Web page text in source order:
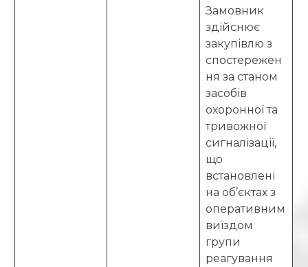
Замовник
здійснює
закупівлю з
спостережен
ня за станом
засобів
охоронної та
тривожної
сигналізації,
що
встановлені
на об’єктах з
оперативним
виїздом
групи
реагування